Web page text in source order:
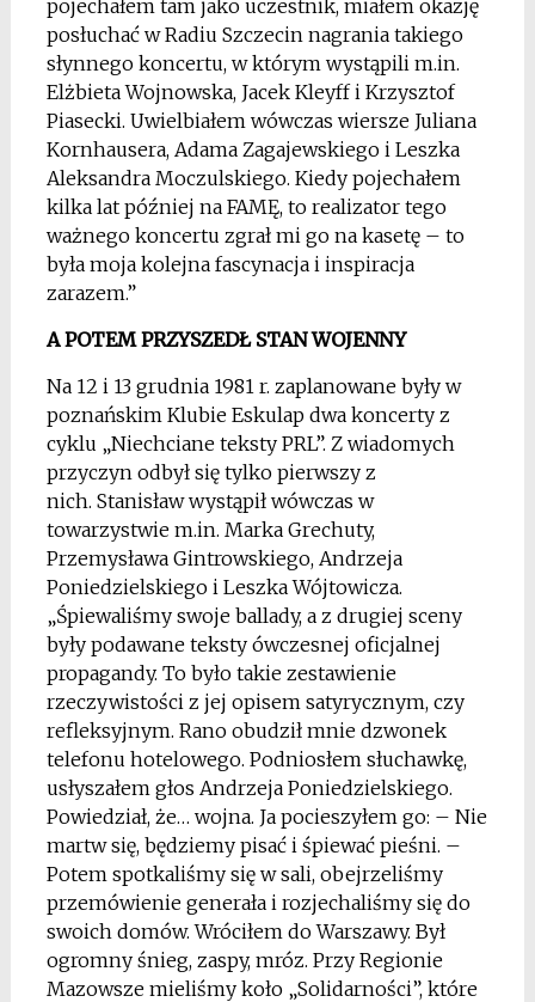
pojechałem tam jako uczestnik, miałem okazję
posłuchać w Radiu Szczecin nagrania takiego
słynnego koncertu, w którym wystąpili m.in.
Elżbieta Wojnowska, Jacek Kleyff i Krzysztof
Piasecki. Uwielbiałem wówczas wiersze Juliana
Kornhausera, Adama Zagajewskiego i Leszka
Aleksandra Moczulskiego. Kiedy pojechałem
kilka lat później na FAMĘ, to realizator tego
ważnego koncertu zgrał mi go na kasetę – to
była moja kolejna fascynacja i inspiracja
zarazem.”
A POTEM PRZYSZEDŁ STAN WOJENNY
Na 12 i 13 grudnia 1981 r. zaplanowane były w
poznańskim Klubie Eskulap dwa koncerty z
cyklu „Niechciane teksty PRL”. Z wiadomych
przyczyn odbył się tylko pierwszy z
nich. Stanisław wystąpił wówczas w
towarzystwie m.in. Marka Grechuty,
Przemysława Gintrowskiego, Andrzeja
Poniedzielskiego i Leszka Wójtowicza.
„Śpiewaliśmy swoje ballady, a z drugiej sceny
były podawane teksty ówczesnej oficjalnej
propagandy. To było takie zestawienie
rzeczywistości z jej opisem satyrycznym, czy
refleksyjnym. Rano obudził mnie dzwonek
telefonu hotelowego. Podniosłem słuchawkę,
usłyszałem głos Andrzeja Poniedzielskiego.
Powiedział, że… wojna. Ja pocieszyłem go: – Nie
martw się, będziemy pisać i śpiewać pieśni. –
Potem spotkaliśmy się w sali, obejrzeliśmy
przemówienie generała i rozjechaliśmy się do
swoich domów. Wróciłem do Warszawy. Był
ogromny śnieg, zaspy, mróz. Przy Regionie
Mazowsze mieliśmy koło „Solidarności”, które